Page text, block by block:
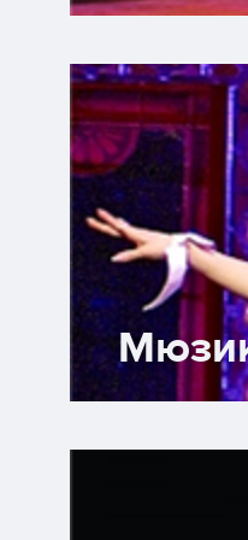
как
выключила
понимания
двигаться
ещё держат
оболочку.
она снова
вспышка.
Бозин)
небольшой